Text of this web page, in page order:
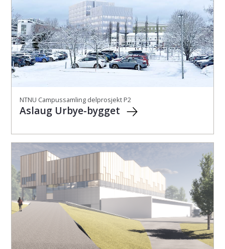
NTNU Campussamling delprosjekt P2
Aslaug Urbye-bygget